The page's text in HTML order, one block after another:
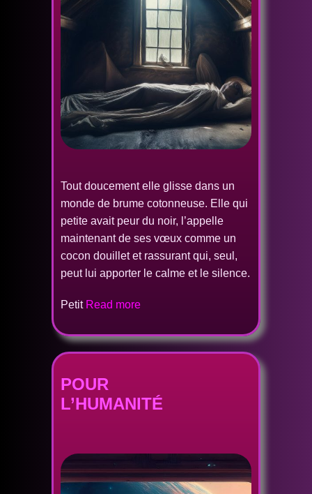
Tout doucement elle glisse dans un
monde de brume cotonneuse. Elle qui
petite avait peur du noir, l’appelle
maintenant de ses vœux comme un
cocon douillet et rassurant qui, seul,
peut lui apporter le calme et le silence.
Petit Read more
POUR
L’HUMANITÉ